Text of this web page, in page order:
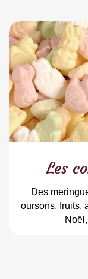
Les
Des
oursons, fruits,